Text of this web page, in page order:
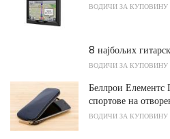
ВОДИЧИ ЗА КУПОВИНУ
8 најбољих
ВОДИЧИ ЗА КУПОВИНУ
Беллрои Елементс
спортове на
ВОДИЧИ ЗА КУПОВИНУ